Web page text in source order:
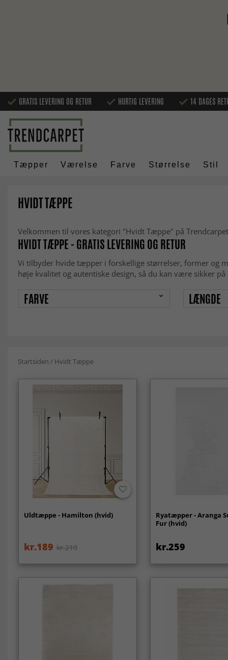
GRATIS LEVERING OG RETUR HURTIG LEVERING 14 DAGES
Tæpper Værelse Farve Størrelse Stil
HVIDT TÆPPE
Velkommen til vores kategori "Hvidt Tæppe" på
HVIDT TÆPPE - GRATIS LEVERING OG RETUR
Vi tilbyder hvide tæpper i forskellige størrelser, former og
høje kvalitet og autentiske design, så du kan være sikker
FARVE LÆNGDE
Startsiden / Hvidt Tæppe
Uldtæppe - Hamilton (hvid)
kr.189 kr.219
Ryatæpper - Aranga
Fur (hvid)
kr.259